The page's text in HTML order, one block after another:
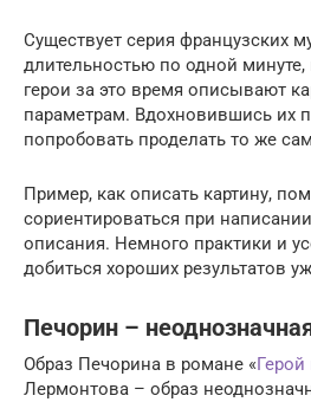
Существует серия французских
длительностью по одной
герои за это время описывают
параметрам. Вдохновившись их
попробовать проделать то же
Пример, как описать картину,
сориентироваться при
описания. Немного практики и
добиться хороших результатов
Печорин –
Образ Печорина в романе «
Лермонтова – образ